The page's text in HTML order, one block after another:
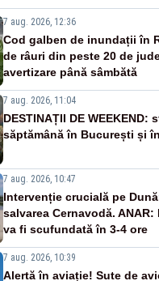
7 aug. 2026, 12:36
Cod galben de inundații în
de râuri din peste 20 de
avertizare până sâmbătă
7 aug. 2026, 11:04
DESTINAȚII DE WEEKEND:
săptămână în București și
7 aug. 2026, 10:47
Intervenție crucială pe
salvarea Cernavodă. ANAR:
va fi scufundată în 3-4 ore
7 aug. 2026, 10:39
Alertă în aviație! Sute de